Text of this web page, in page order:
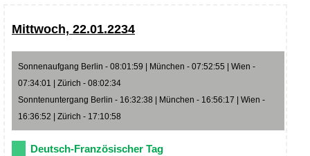
Mittwoch, 22.01.2234
Sonnenaufgang Berlin - 08:01:59 | München - 07:52:55 | Wien -
07:34:01 | Zürich - 08:02:34
Sonntenuntergang Berlin - 16:32:38 | München - 16:56:17 | Wien -
16:36:52 | Zürich - 17:10:58
Deutsch-Französischer Tag